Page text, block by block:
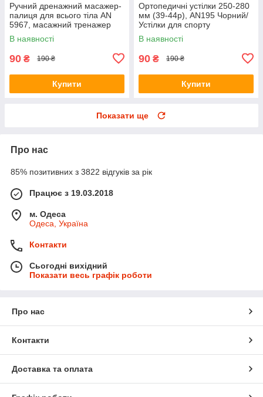
Ручний дренажний масажер-
палиця для всього тіла AN
5967, масажний тренажер
для спини, живота, талії,
стегон і ніг, коричневий
В наявності
90 ₴ 190 ₴
Купити
Ортопедичні устілки 250-280
мм (39-44р), AN195 Чорний/
Устілки для спорту
універсальні/Рережні устілки
для взуття
В наявності
90 ₴ 190 ₴
Купити
Показати ще
Про нас
85% позитивних з 3822 відгуків за рік
Працює з 19.03.2018
м. Одеса
Одеса, Україна
Контакти
Сьогодні вихідний
Показати весь графік роботи
Про нас
Контакти
Доставка та оплата